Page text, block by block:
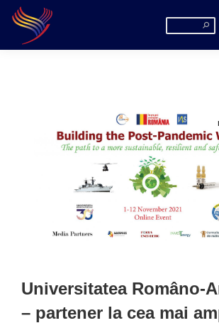
Search:
Universitatea Româno-
– partener la cea mai